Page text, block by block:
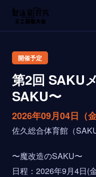
開催予定
第2回 SAKU
SAKU〜
2026年09月04日（
佐久総合体育館（
〜魔改造のSAKU〜
日程：2026年9月4日(